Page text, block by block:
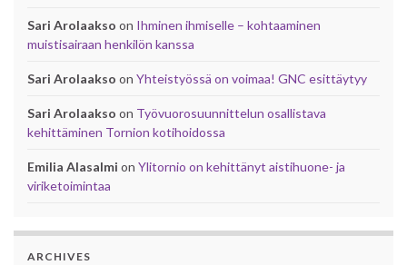
Sari Arolaakso on Ihminen ihmiselle – kohtaaminen
muistisairaan henkilön kanssa
Sari Arolaakso on Yhteistyössä on voimaa! GNC esittäytyy
Sari Arolaakso on Työvuorosuunnittelun osallistava
kehittäminen Tornion kotihoidossa
Emilia Alasalmi on Ylitornio on kehittänyt aistihuone- ja
viriketoimintaa
ARCHIVES